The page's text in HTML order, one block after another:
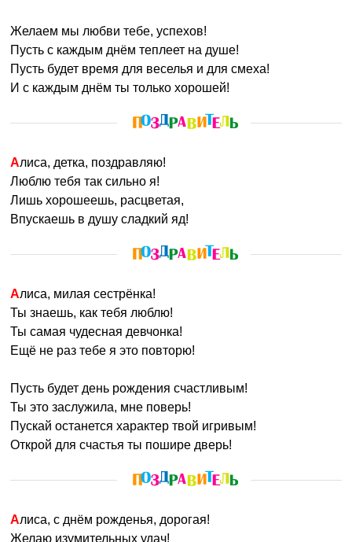
Желаем мы любви тебе, успехов!
Пусть с каждым днём теплеет на душе!
Пусть будет время для веселья и для смеха!
И с каждым днём ты только хорошей!
Алиса, детка, поздравляю!
Люблю тебя так сильно я!
Лишь хорошеешь, расцветая,
Впускаешь в душу сладкий яд!
Алиса, милая сестрёнка!
Ты знаешь, как тебя люблю!
Ты самая чудесная девчонка!
Ещё не раз тебе я это повторю!
Пусть будет день рождения счастливым!
Ты это заслужила, мне поверь!
Пускай останется характер твой игривым!
Открой для счастья ты пошире дверь!
Алиса, с днём рожденья, дорогая!
Желаю изумительных удач!